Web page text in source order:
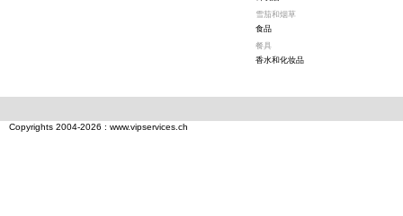
雪茄和烟草
食品
餐具
香水和化妆品
Copyrights 2004-2026 : www.vipservices.ch